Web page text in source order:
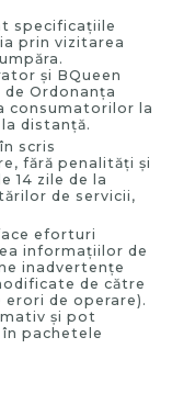
specificaţiile
prin vizitarea
şi BQueen
Ordonanţa
consumatorilor la
distanţă.
scris
fără penalităţi şi
14 zile de la
de servicii,
eforturi
informaţiilor de
inadvertenţe
de către
de operare).
şi pot
pachetele